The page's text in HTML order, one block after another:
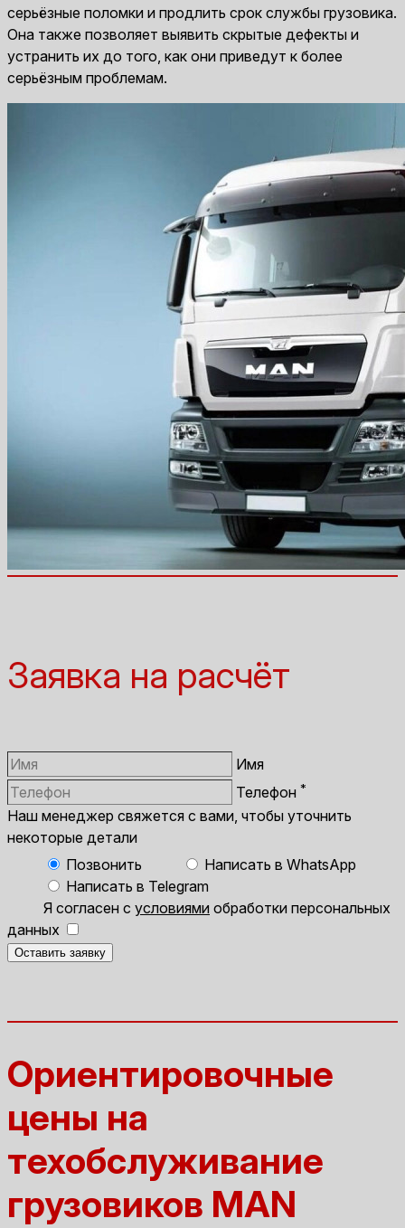
серьёзные поломки и продлить срок службы грузовика.
Она также позволяет выявить скрытые дефекты и
устранить их до того, как они приведут к более
серьёзным проблемам.
Заявка на расчёт
Имя
Телефон *
Наш менеджер свяжется с вами, чтобы уточнить
некоторые детали
Позвонить
Написать в WhatsApp
Написать в Telegram
Я согласен с условиями обработки персональных
данных
Оставить заявку
Ориентировочные
цены на
техобслуживание
грузовиков MAN